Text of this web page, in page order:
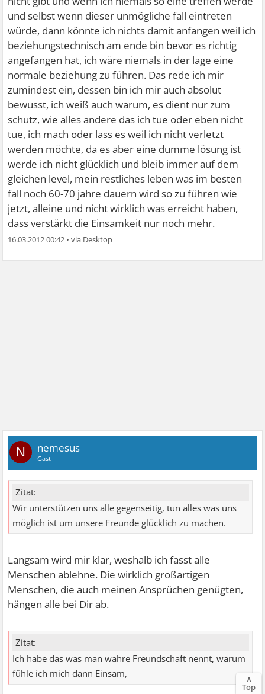
und selbst wenn dieser unmögliche fall eintreten
würde, dann könnte ich nichts damit anfangen weil ich
beziehungstechnisch am ende bin bevor es richtig
angefangen hat, ich wäre niemals in der lage eine
normale beziehung zu führen. Das rede ich mir
zumindest ein, dessen bin ich mir auch absolut
bewusst, ich weiß auch warum, es dient nur zum
schutz, wie alles andere das ich tue oder eben nicht
tue, ich mach oder lass es weil ich nicht verletzt
werden möchte, da es aber eine dumme lösung ist
werde ich nicht glücklich und bleib immer auf dem
gleichen level, mein restliches leben was im besten
fall noch 60-70 jahre dauern wird so zu führen wie
jetzt, alleine und nicht wirklich was erreicht haben,
dass verstärkt die Einsamkeit nur noch mehr.
16.03.2012 00:42 •
N nemesus
Gast
Zitat:
Wir unterstützen uns alle gegenseitig, tun alles was uns
möglich ist um unsere Freunde glücklich zu machen.
Langsam wird mir klar, weshalb ich fasst alle
Menschen ablehne. Die wirklich großartigen
Menschen, die auch meinen Ansprüchen genügten,
hängen alle bei Dir ab.
Zitat:
Ich habe das was man wahre Freundschaft nennt, warum
fühle ich mich dann Einsam,
∧
Top